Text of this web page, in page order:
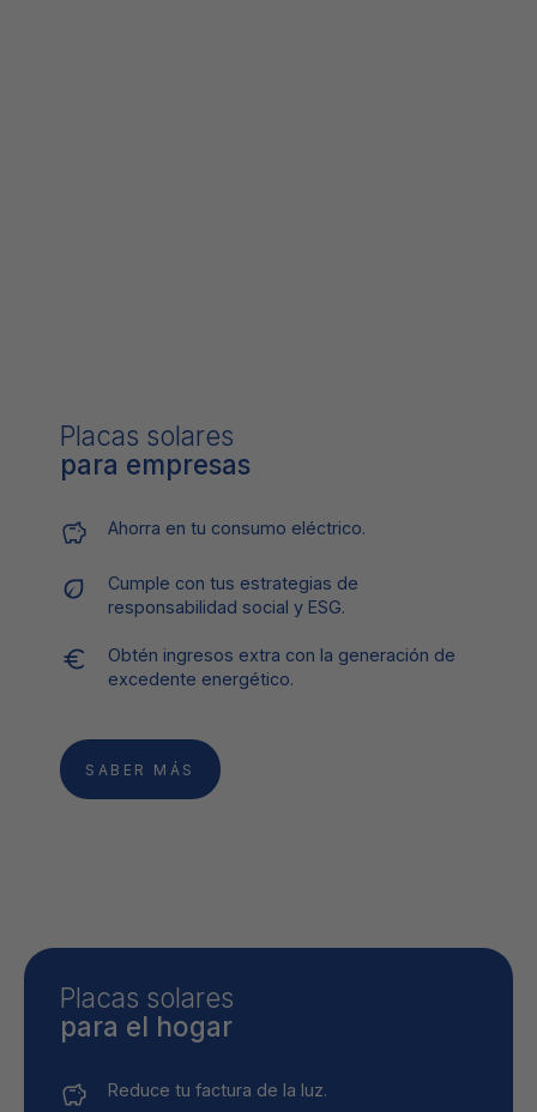
Placas solares
para empresas
Ahorra en tu consumo eléctrico.
Cumple con tus estrategias de
responsabilidad social y ESG.
Obtén ingresos extra con la generación de
excedente energético.
SABER MÁS
Placas solares
para el hogar
Reduce tu factura de la luz.